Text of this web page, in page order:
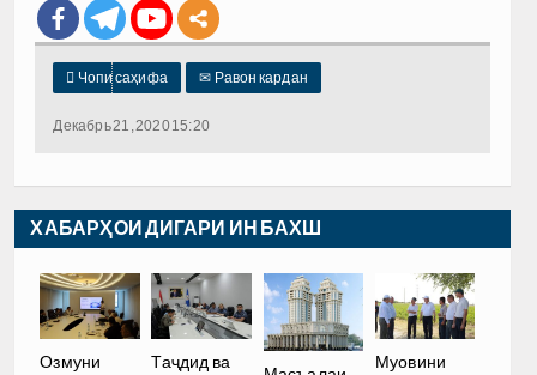
 Чопи саҳифа ✉ Равон кардан
Декабрь 21, 2020 15:20
ХАБАРҲОИ ДИГАРИ ИН БАХШ
Озмуни
Таҷдид ва
Муовини